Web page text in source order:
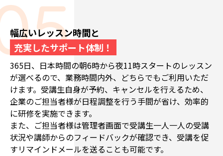
幅広いレッスン時間と
充実したサポート体制！
365日、日本時間の朝6時から夜11時スタートのレッスン
が選べるので、業務時間内外、どちらでもご利用いただ
けます。受講生自身が予約、キャンセルを行えるため、
企業のご担当者様が日程調整を行う手間が省け、効率的
に研修を実施できます。
また、ご担当者様は管理者画面で受講生一人一人の受講
状況や講師からのフィードバックが確認でき、受講を促
すリマインドメールを送ることも可能です。